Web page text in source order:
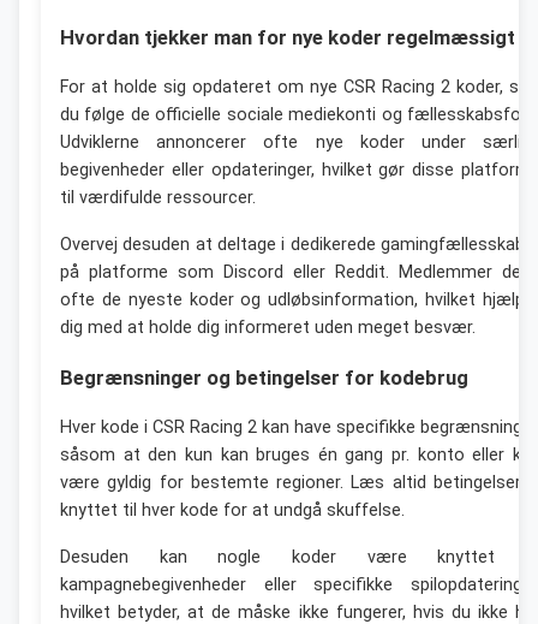
Hvordan tjekker man for nye koder regelmæssigt
For at holde sig opdateret om nye CSR Racing 2 koder,
du følge de officielle sociale mediekonti og
Udviklerne annoncerer ofte nye koder under
begivenheder eller opdateringer, hvilket gør disse
til værdifulde ressourcer.
Overvej desuden at deltage i dedikerede
på platforme som Discord eller Reddit. Medlemmer
ofte de nyeste koder og udløbsinformation, hvilket
dig med at holde dig informeret uden meget besvær.
Begrænsninger og betingelser for kodebrug
Hver kode i CSR Racing 2 kan have specifikke
såsom at den kun kan bruges én gang pr. konto eller
være gyldig for bestemte regioner. Læs altid
knyttet til hver kode for at undgå skuffelse.
Desuden kan nogle koder være knyttet
kampagnebegivenheder eller specifikke
hvilket betyder, at de måske ikke fungerer, hvis du ikke